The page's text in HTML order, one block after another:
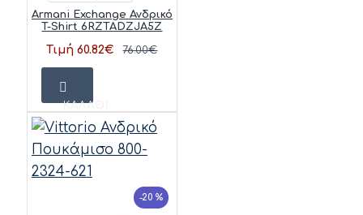
Armani Exchange Ανδρικό
T-Shirt 6RZTADZJA5Z
Τιμή 60.82€ 76.00€
ΚΑΛΆΘΙ
-20 %